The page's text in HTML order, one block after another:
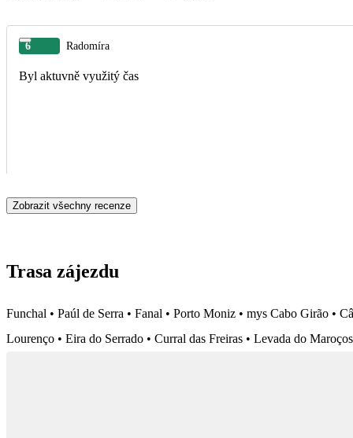
6 Radomíra
Byl aktuvně využitý čas
Zobrazit všechny recenze
Trasa zájezdu
Funchal • Paúl de Serra • Fanal • Porto Moniz • mys Cabo Girão •
Lourenço • Eira do Serrado • Curral das Freiras • Levada do